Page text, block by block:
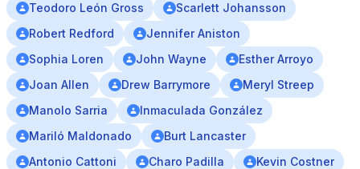
Teodoro León Gross
Scarlett Johansson
Robert Redford
Jennifer Aniston
Sophia Loren
John Wayne
Esther Arroyo
Joan Allen
Drew Barrymore
Meryl Streep
Manolo Sarria
Inmaculada González
Mariló Maldonado
Burt Lancaster
Antonio Cattoni
Charo Padilla
Kevin Costner